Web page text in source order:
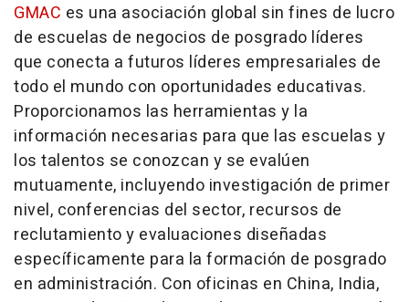
GMAC es una asociación global sin fines de lucro
de escuelas de negocios de posgrado líderes
que conecta a futuros líderes empresariales de
todo el mundo con oportunidades educativas.
Proporcionamos las herramientas y la
información necesarias para que las escuelas y
los talentos se conozcan y se evalúen
mutuamente, incluyendo investigación de primer
nivel, conferencias del sector, recursos de
reclutamiento y evaluaciones diseñadas
específicamente para la formación de posgrado
en administración. Con oficinas en China, India,